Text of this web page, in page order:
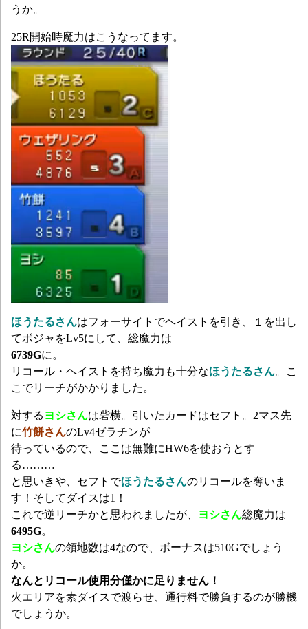
うか。
25R開始時魔力はこうなってます。
ほうたるさんはフォーサイトでヘイストを引き、１を出し
てボジャをLv5にして、総魔力は
6739Gに。
リコール・ヘイストを持ち魔力も十分なほうたるさん。こ
こでリーチがかかりました。
対する ヨシさんは砦横。引いたカードはセフト。2マス先
に竹餅さんのLv4ゼラチンが
待っているので、ここは無難にHW6を使おうとす
る………
と思いきや、セフトでほうたるさんのリコールを奪いま
す！そしてダイスは1！
これで逆リーチかと思われましたが、
ヨシさん総魔力は
6495G。
ヨシさんの領地数は4なので、ボーナスは510Gでしょう
か。
なんとリコール使用分僅かに足りません！
火エリアを素ダイスで渡らせ、通行料で勝負するのが勝機
でしょうか。